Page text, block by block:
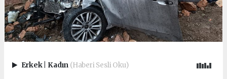
Erkek Kadın (Haberi Sesli Oku)